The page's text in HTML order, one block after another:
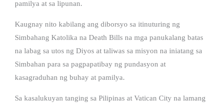
pamilya at sa lipunan.
Kaugnay nito kabilang ang diborsyo sa itinuturing ng
Simbahang Katolika na Death Bills na mga panukalang batas
na labag sa utos ng Diyos at taliwas sa misyon na iniatang sa
Simbahan para sa pagpapatibay ng pundasyon at
kasagraduhan ng buhay at pamilya.
Sa kasalukuyan tanging sa Pilipinas at Vatican City na lamang